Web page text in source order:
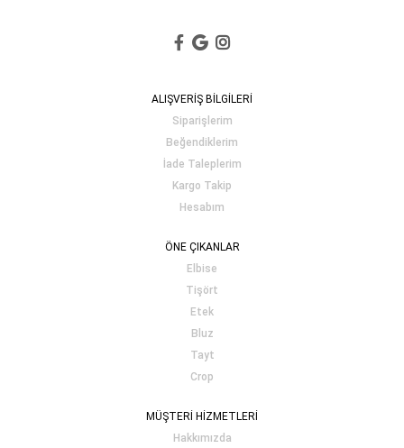
ALIŞVERİŞ BİLGİLERİ
Siparişlerim
Beğendiklerim
İade Taleplerim
Kargo Takip
Hesabım
ÖNE ÇIKANLAR
Elbise
Tişört
Etek
Bluz
Tayt
Crop
MÜŞTERİ HİZMETLERİ
Hakkımızda